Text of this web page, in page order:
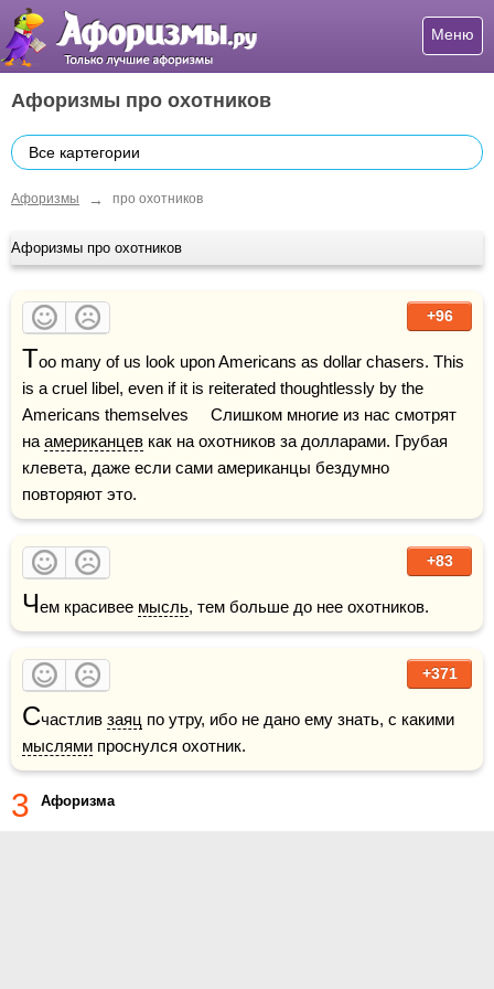
Меню
Афоризмы про охотников
Все картегории
Афоризмы → про охотников
Афоризмы про охотников
+96
Too many of us look upon Americans as dollar chasers. This
is a cruel libel, even if it is reiterated thoughtlessly by the
Americans themselves     Слишком многие из нас смотрят
на американцев как на охотников за долларами. Грубая
клевета, даже если сами американцы бездумно
повторяют это.
+83
Чем красивее мысль, тем больше до нее охотников.
+371
Счастлив заяц
мыслями проснулся охотник.
3 Афоризма